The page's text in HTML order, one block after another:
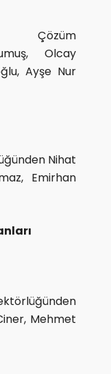
Çözüm
Olcay
Ayşe Nur
Nihat
Emirhan
Mehmet